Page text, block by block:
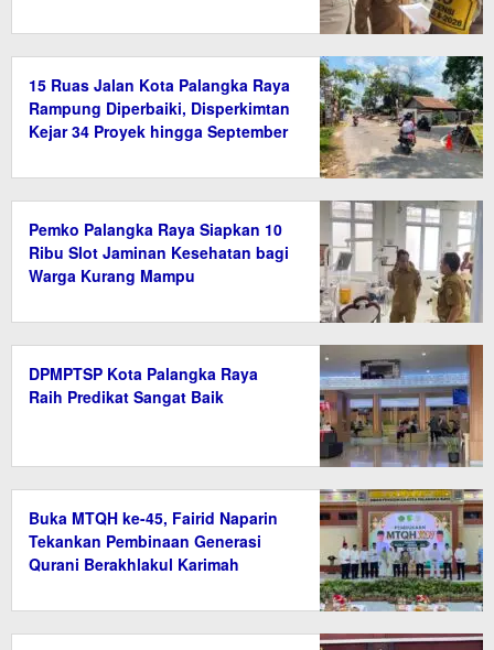
15 Ruas Jalan Kota Palangka Raya
Rampung Diperbaiki, Disperkimtan
Kejar 34 Proyek hingga September
Pemko Palangka Raya Siapkan 10
Ribu Slot Jaminan Kesehatan bagi
Warga Kurang Mampu
DPMPTSP Kota Palangka Raya
Raih Predikat Sangat Baik
Buka MTQH ke-45, Fairid Naparin
Tekankan Pembinaan Generasi
Qurani Berakhlakul Karimah